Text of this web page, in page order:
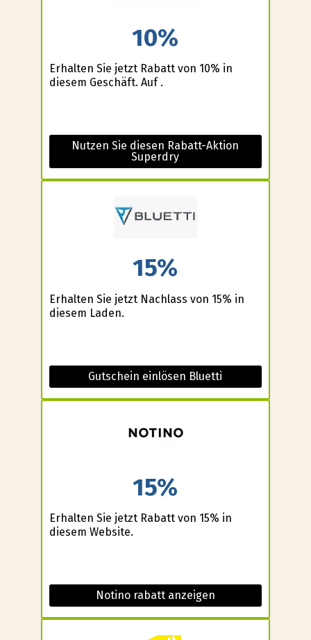
10%
Erhalten Sie jetzt Rabatt von 10% in
diesem Geschäft. Auf .
Nutzen Sie diesen Rabatt-Aktion
Superdry
15%
Erhalten Sie jetzt Nachlass von 15% in
diesem Laden.
Gutschein einlösen Bluetti
15%
Erhalten Sie jetzt Rabatt von 15% in
diesem Website.
Notino rabatt anzeigen